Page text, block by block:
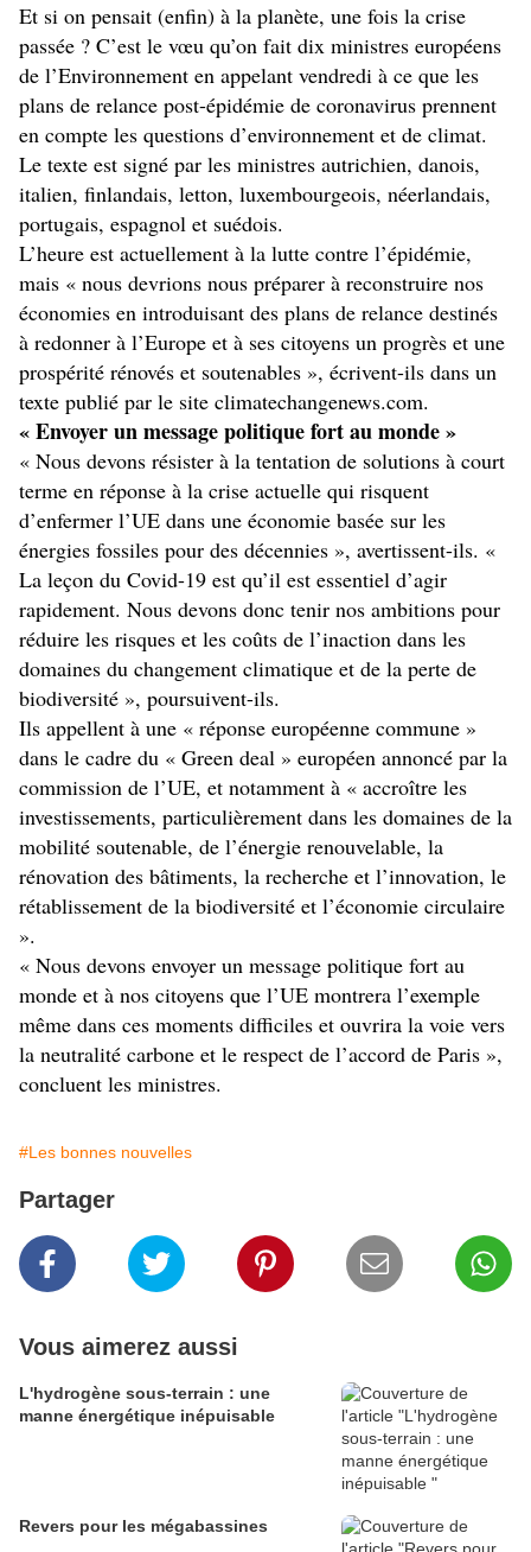
Et si on pensait (enfin) à la planète, une fois la crise
passée ? C’est le vœu qu’on fait dix ministres européens
de l’Environnement en appelant vendredi à ce que les
plans de relance post-épidémie de coronavirus prennent
en compte les questions d’environnement et de climat.
Le texte est signé par les ministres autrichien, danois,
italien, finlandais, letton, luxembourgeois, néerlandais,
portugais, espagnol et suédois.
L’heure est actuellement à la lutte contre l’épidémie,
mais « nous devrions nous préparer à reconstruire nos
économies en introduisant des plans de relance destinés
à redonner à l’Europe et à ses citoyens un progrès et une
prospérité rénovés et soutenables », écrivent-ils dans un
texte publié par le site climatechangenews.com.
« Envoyer un message politique fort au monde »
« Nous devons résister à la tentation de solutions à court
terme en réponse à la crise actuelle qui risquent
d’enfermer l’UE dans une économie basée sur les
énergies fossiles pour des décennies », avertissent-ils. «
La leçon du Covid-19 est qu’il est essentiel d’agir
rapidement. Nous devons donc tenir nos ambitions pour
réduire les risques et les coûts de l’inaction dans les
domaines du changement climatique et de la perte de
biodiversité », poursuivent-ils.
Ils appellent à une « réponse européenne commune »
dans le cadre du « Green deal » européen annoncé par la
commission de l’UE, et notamment à « accroître les
investissements, particulièrement dans les domaines de la
mobilité soutenable, de l’énergie renouvelable, la
rénovation des bâtiments, la recherche et l’innovation, le
rétablissement de la biodiversité et l’économie circulaire
».
« Nous devons envoyer un message politique fort au
monde et à nos citoyens que l’UE montrera l’exemple
même dans ces moments difficiles et ouvrira la voie vers
la neutralité carbone et le respect de l’accord de Paris »,
concluent les ministres.
#Les bonnes nouvelles
Partager
Vous aimerez aussi
L'hydrogène sous-terrain : une
manne énergétique inépuisable
Revers pour les mégabassines